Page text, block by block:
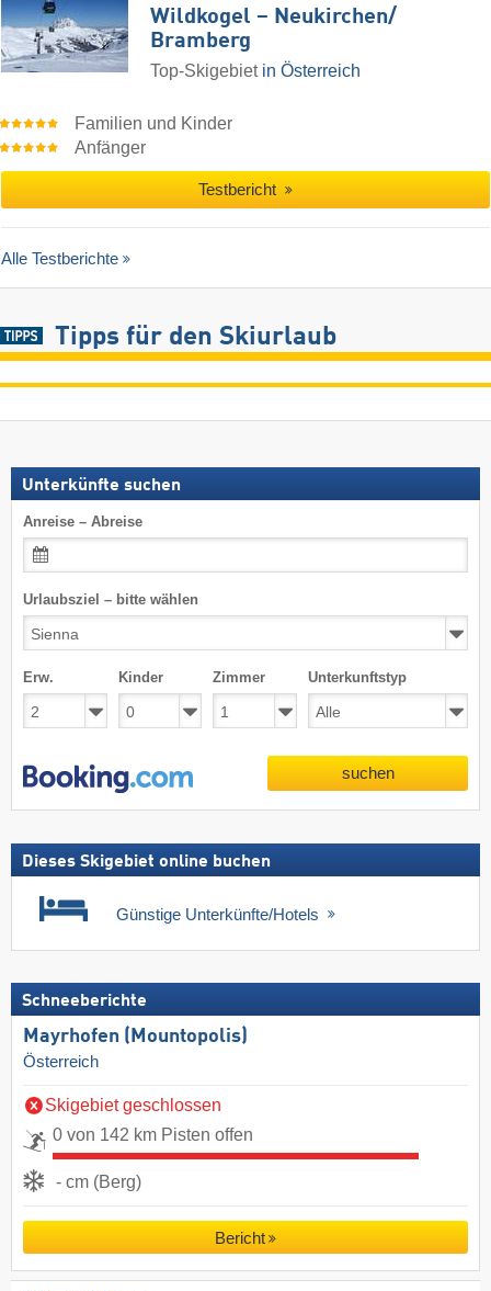
Wildkogel – Neukirchen/​
Bramberg
Top-Skigebiet in Österreich
Familien und Kinder
Anfänger
Testbericht
Alle Testberichte
Tipps für den Skiurlaub
Unterkünfte suchen
Anreise – Abreise
Urlaubsziel – bitte wählen
Erw. Kinder Zimmer Unterkunftstyp
suchen
Dieses Skigebiet online buchen
Günstige Unterkünfte/Hotels
Schneeberichte
Mayrhofen (Mountopolis)
Österreich
Skigebiet geschlossen
0 von 142 km Pisten offen
- cm (Berg)
Bericht